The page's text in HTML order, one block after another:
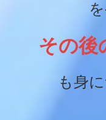
その後
も身